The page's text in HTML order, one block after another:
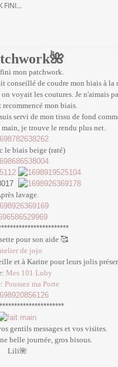
FINI...
mon patchwork.
conseillé de coudre mon biais à la
voyait les coutures. Je n'aimais
recommencé mon biais.
servi de mon tissu de fond
je trouve le rendu plus net.
le biais beige (raté)
lavage.
pour son aide 🥰
de jojo
et à Karine pour leurs jolis
Mes 101 Luby
Poussez ma Porte
gentils messages et vos visites.
belle journée, gros bisous.
Lili🌺